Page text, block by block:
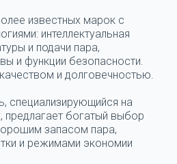
известных марок с
интеллектуальная
и подачи пара,
и функции безопасности.
и долговечностью.
специализирующийся на
предлагает богатый выбор
запасом пара,
и режимами экономии